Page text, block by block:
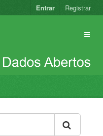
Entrar Registrar